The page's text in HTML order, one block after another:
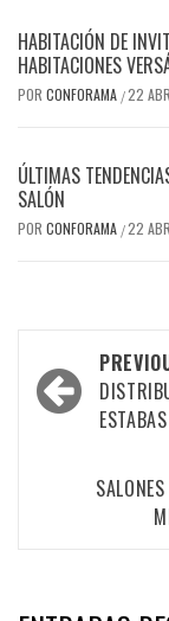
HABITACIÓN DE
HABITACIONES
POR CONFORAMA /22
ÚLTIMAS
SALÓN
POR CONFORAMA /22
Post
navigation